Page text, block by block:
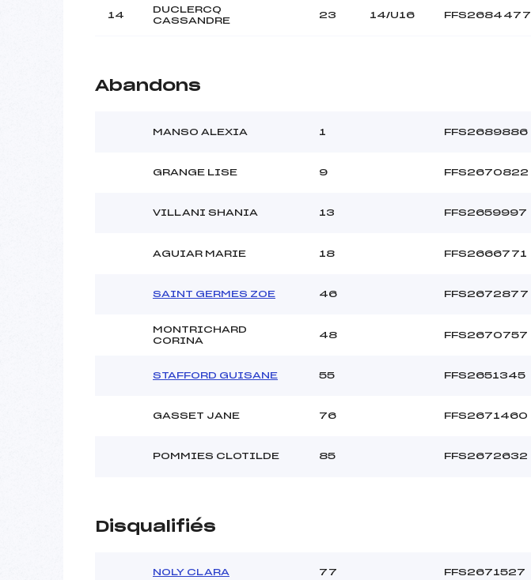
14
DUCLERCQ
CASSANDRE
23 14/U16 FFS2684477
Abandons
MANSO ALEXIA 1 FFS2689886
GRANGE LISE 9 FFS2670822
VILLANI SHANIA 13 FFS2659997
AGUIAR MARIE 18 FFS2666771
SAINT GERMES ZOE 46 FFS2672877
MONTRICHARD
CORINA
48 FFS2670757
STAFFORD GUISANE 55 FFS2651345
GASSET JANE 76 FFS2671460
POMMIES CLOTILDE 85 FFS2672632
Disqualifiés
NOLY CLARA 77 FFS2671527